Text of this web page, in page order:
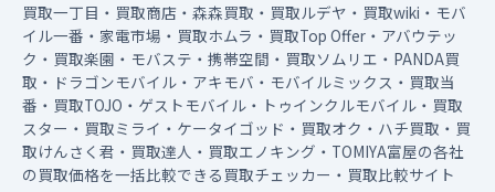
買取一丁目・買取商店・森森買取・買取ルデヤ・買取wiki・モバ
イル一番・家電市場・買取ホムラ・買取Top Offer・アバウテッ
ク・買取楽園・モバステ・携帯空間・買取ソムリエ・PANDA買
取・ドラゴンモバイル・アキモバ・モバイルミックス・買取当
番・買取TOJO・ゲストモバイル・トゥインクルモバイル・買取
スター・買取ミライ・ケータイゴッド・買取オク・ハチ買取・買
取けんさく君・買取達人・買取エノキング・TOMIYA富屋の各社
の買取価格を一括比較できる買取チェッカー・買取比較サイト